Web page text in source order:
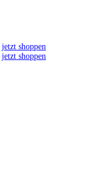
jetzt shoppen
jetzt shoppen